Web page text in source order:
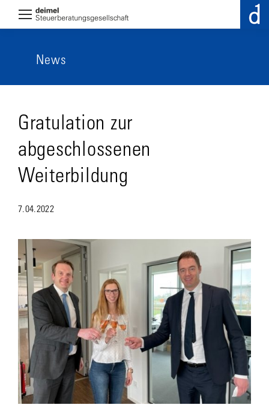
News
Gratulation zur
abgeschlossenen
Weiterbildung
7.04.2022